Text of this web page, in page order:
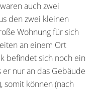
auch zwei
den zwei kleinen
Wohnung für sich
an einem Ort
befindet sich noch ein
nur an das Gebäude
somit können (nach